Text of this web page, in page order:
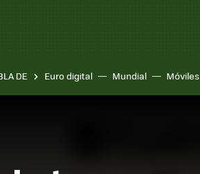
DE Euro digital Mundial Móviles